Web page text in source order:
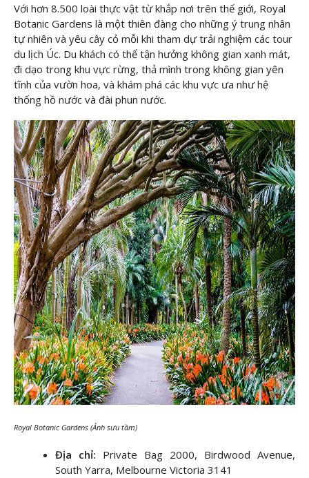
Với hơn 8.500 loài thực vật từ khắp nơi trên thế giới, Royal
Botanic Gardens là một thiên đàng cho những ý trung nhân
tự nhiên và yêu cây cỏ mỗi khi tham dự trải nghiệm các tour
du lịch Úc. Du khách có thể tận hưởng không gian xanh mát,
đi dạo trong khu vực rừng, thả mình trong không gian yên
tĩnh của vườn hoa, và khám phá các khu vực ưa như hệ
thống hồ nước và đài phun nước.
Royal Botanic Gardens (Ảnh sưu tầm)
Địa chỉ: Private Bag 2000, Birdwood Avenue,
South Yarra, Melbourne Victoria 3141